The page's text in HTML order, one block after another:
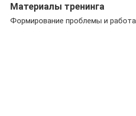
Материалы тренинга
Формирование проблемы и работа